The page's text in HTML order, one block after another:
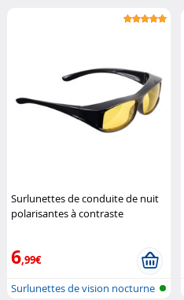
Surlunettes de conduite de nuit
polarisantes à contraste
6,99€
Surlunettes de vision nocturne